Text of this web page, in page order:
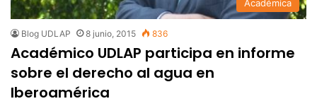
Académica
Blog UDLAP 8 junio, 2015 836
Académico UDLAP participa en informe
sobre el derecho al agua en
Iberoamérica